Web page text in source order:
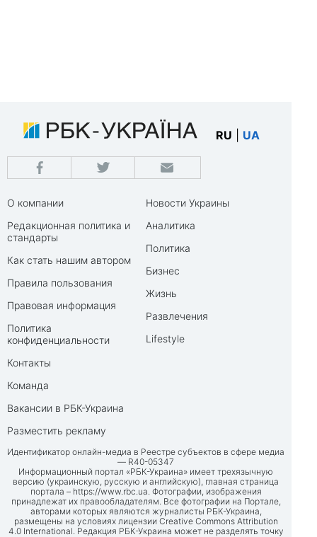
RU UA
О компании
Редакционная политика и
стандарты
Как стать нашим автором
Правила пользования
Правовая информация
Политика
конфиденциальности
Контакты
Команда
Вакансии в РБК-Украина
Разместить рекламу
Новости Украины
Аналитика
Политика
Бизнес
Жизнь
Развлечения
Lifestyle
Идентификатор онлайн-медиа в Реестре субъектов в сфере медиа
— R40-05347
Информационный портал «РБК-Украина» имеет трехязычную
версию (украинскую, русскую и английскую), главная страница
портала – https://www.rbc.ua. Фотографии, изображения
принадлежат их правообладателям. Все фотографии на Портале,
авторами которых являются журналисты РБК-Украина,
размещены на условиях лицензии Creative Commons Attribution
4.0 International. Редакция РБК-Украина может не разделять точку